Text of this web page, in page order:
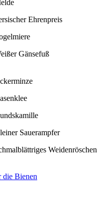
Ehrenpreis
Gänsefuß
Sauerampfer
Weidenröschen
die Bienen